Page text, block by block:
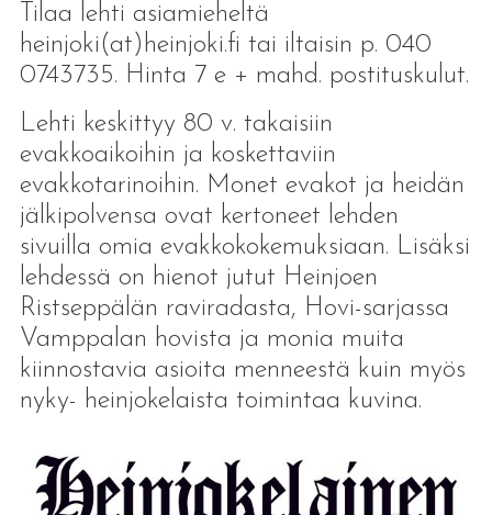
Tilaa lehti asiamieheltä
heinjoki(at)heinjoki.fi tai iltaisin p. 040
0743735. Hinta 7 e + mahd. postituskulut.
Lehti keskittyy 80 v. takaisiin
evakkoaikoihin ja koskettaviin
evakkotarinoihin. Monet evakot ja heidän
jälkipolvensa ovat kertoneet lehden
sivuilla omia evakkokokemuksiaan. Lisäksi
lehdessä on hienot jutut Heinjoen
Ristseppälän raviradasta, Hovi-sarjassa
Vamppalan hovista ja monia muita
kiinnostavia asioita menneestä kuin myös
nyky- heinjokelaista toimintaa kuvina.